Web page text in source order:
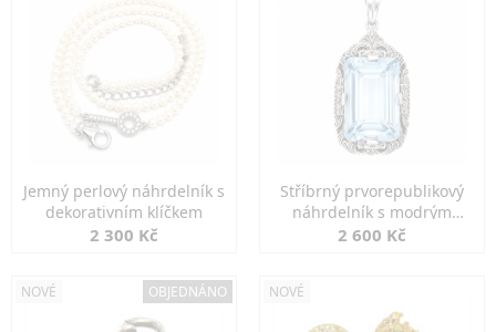
Jemný perlový náhrdelník s
dekorativním klíčkem
2 300 Kč
Stříbrný prvorepublikový
náhrdelník s modrým
spinelem
2 600 Kč
NOVÉ OBJEDNÁNO NOVÉ